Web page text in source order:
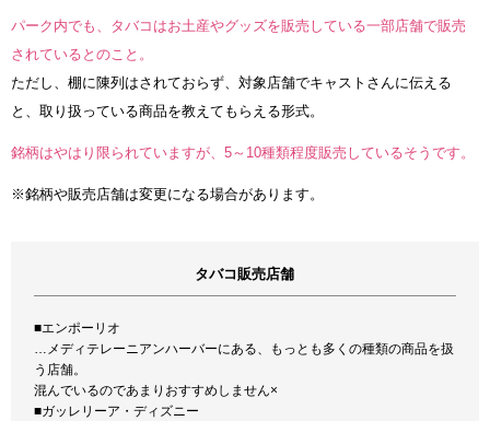
パーク内でも、タバコはお土産やグッズを販売している一部店舗で販売
されているとのこと。
ただし、棚に陳列はされておらず、対象店舗でキャストさんに伝える
と、取り扱っている商品を教えてもらえる形式。
銘柄はやはり限られていますが、5～10種類程度販売しているそうです。
※銘柄や販売店舗は変更になる場合があります。
タバコ販売店舗
■エンポーリオ
…メディテレーニアンハーバーにある、もっとも多くの種類の商品を扱
う店舗。
混んでいるのであまりおすすめしません×
■ガッレリーア・ディズニー